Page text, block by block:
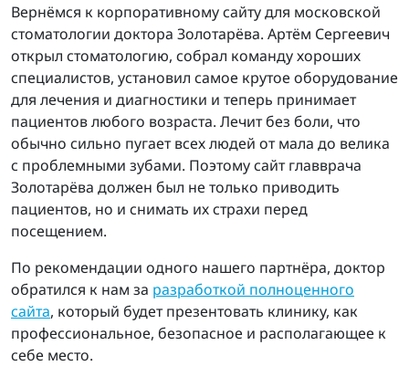
Вернёмся к корпоративному сайту для московской
стоматологии доктора Золотарёва. Артём Сергеевич
открыл стоматологию, собрал команду хороших
специалистов, установил самое крутое оборудование
для лечения и диагностики и теперь принимает
пациентов любого возраста. Лечит без боли, что
обычно сильно пугает всех людей от мала до велика
с проблемными зубами. Поэтому сайт главврача
Золотарёва должен был не только приводить
пациентов, но и снимать их страхи перед
посещением.
По рекомендации одного нашего партнёра, доктор
обратился к нам за разработкой полноценного
сайта, который будет презентовать клинику, как
профессиональное, безопасное и располагающее к
себе место.